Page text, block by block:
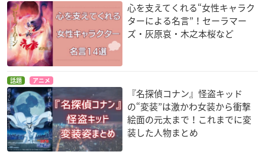
心を支えてくれる“女性キャラク
ターによる名言”！セーラマー
ズ・灰原哀・木之本桜など
話題 アニメ
『名探偵コナン』怪盗キッド
の“変装”は激かわ女装から衝撃
絵面の元太まで！これまでに変
装した人物まとめ